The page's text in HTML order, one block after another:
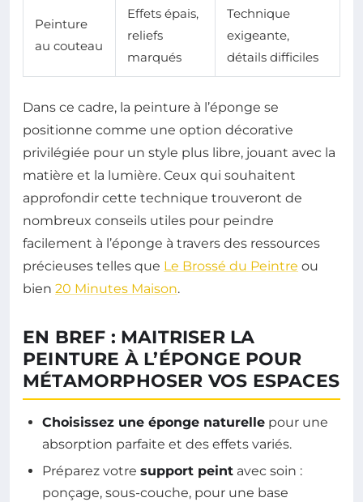
Peinture
au couteau
Effets épais,
reliefs
marqués
Technique
exigeante,
détails difficiles
Dans ce cadre, la peinture à l’éponge se
positionne comme une option décorative
privilégiée pour un style plus libre, jouant avec la
matière et la lumière. Ceux qui souhaitent
approfondir cette technique trouveront de
nombreux conseils utiles pour peindre
facilement à l’éponge à travers des ressources
précieuses telles que Le Brossé du Peintre ou
bien 20 Minutes Maison.
EN BREF : MAITRISER LA
PEINTURE À L’ÉPONGE POUR
MÉTAMORPHOSER VOS ESPACES
Choisissez une éponge naturelle pour une
absorption parfaite et des effets variés.
Préparez votre support peint avec soin :
ponçage, sous-couche, pour une base